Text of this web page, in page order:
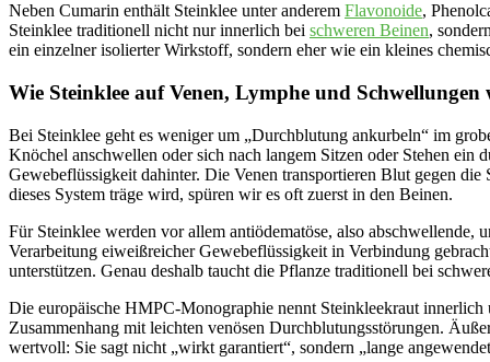
Neben Cumarin enthält Steinklee unter anderem Flavonoide,
Steinklee traditionell nicht nur innerlich bei schweren Beinen,
ein einzelner isolierter Wirkstoff, sondern eher wie ein kleines
Wie Steinklee auf Venen, Lymphe und
Bei Steinklee geht es weniger um „Durchblutung ankurbeln“ im
Knöchel anschwellen oder sich nach langem Sitzen oder Stehen
Gewebeflüssigkeit dahinter. Die Venen transportieren Blut gegen
dieses System träge wird, spüren wir es oft zuerst in den Beinen.
Für Steinklee werden vor allem antiödematöse, also
Verarbeitung eiweißreicher Gewebeflüssigkeit in Verbindung
unterstützen. Genau deshalb taucht die Pflanze traditionell bei
Die europäische HMPC-Monographie nennt Steinkleekraut
Zusammenhang mit leichten venösen Durchblutungsstörungen.
wertvoll: Sie sagt nicht „wirkt garantiert“, sondern „lange